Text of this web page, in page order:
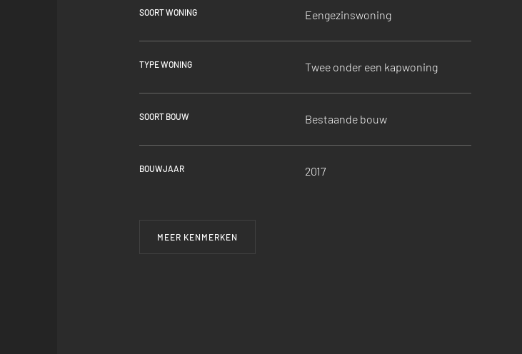
SOORT WONING Eengezinswoning
TYPE WONING Twee onder een kapwoning
SOORT BOUW Bestaande bouw
BOUWJAAR 2017
MEER KENMERKEN